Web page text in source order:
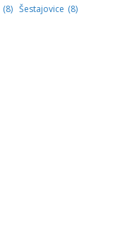
(8) Šestajovice (8)